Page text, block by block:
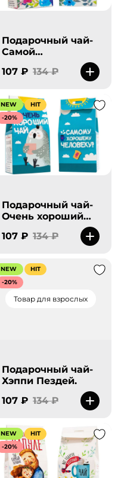
Подарочный чай-
Самой
свете.
107 ₽ 134 ₽
NEW
HIT
-20%
Подарочный чай-
Очень хороший
107 ₽ 134 ₽
Товар для взрослых
NEW
HIT
-20%
Подарочный чай-
Хэппи Пездей.
107 ₽ 134 ₽
NEW
HIT
-20%